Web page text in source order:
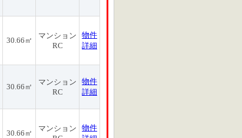
30.66㎡
マンション
RC
物件
詳細
30.66㎡
マンション
RC
物件
詳細
30.66㎡
マンション
物件